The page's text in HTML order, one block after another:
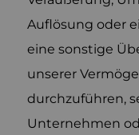
Auflösung oder
eine sonstige
unserer
durchzuführen,
Unternehmen